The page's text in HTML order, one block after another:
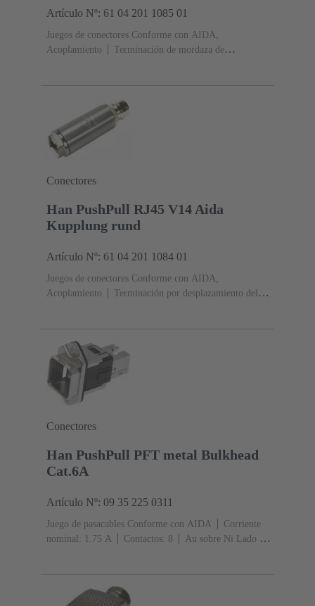
Artículo Nº: 61 04 201 1085 01
Juegos de conectores Conforme con AIDA,
Acoplamiento
Terminación de mordaza de
terminación
PushPull
de protección: IP65, IP67
Conectores
Han PushPull RJ45 V14 Aida
Kupplung rund
Artículo Nº: 61 04 201 1084 01
Juegos de conectores Conforme con AIDA,
Acoplamiento
Terminación por desplazamiento del
superior
Diámetro: Fundición de aluminio
protección: IP65, IP67
Conectores
Han PushPull PFT metal Bulkhead
Cat.6A
Artículo Nº: 09 35 225 0311
Juego de pasacables Conforme con AIDA
Corriente
nominal: ‌1.75 A
Contactos: 8
Au sobre Ni Lado de